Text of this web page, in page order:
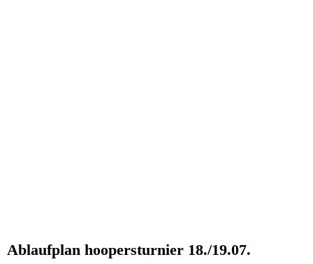
Ablaufplan hoopersturnier 18./19.07.